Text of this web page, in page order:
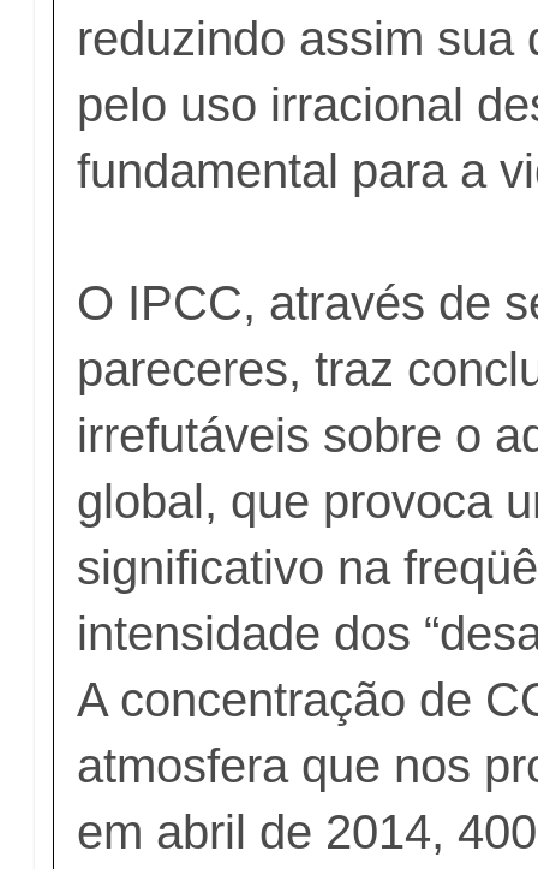
reduzindo assim sua
pelo uso irracional
fundamental para a
O IPCC, através de
pareceres, traz
irrefutáveis sobre o
global, que provoca
significativo na
intensidade dos
A concentração de
atmosfera que nos
em abril de 2014,